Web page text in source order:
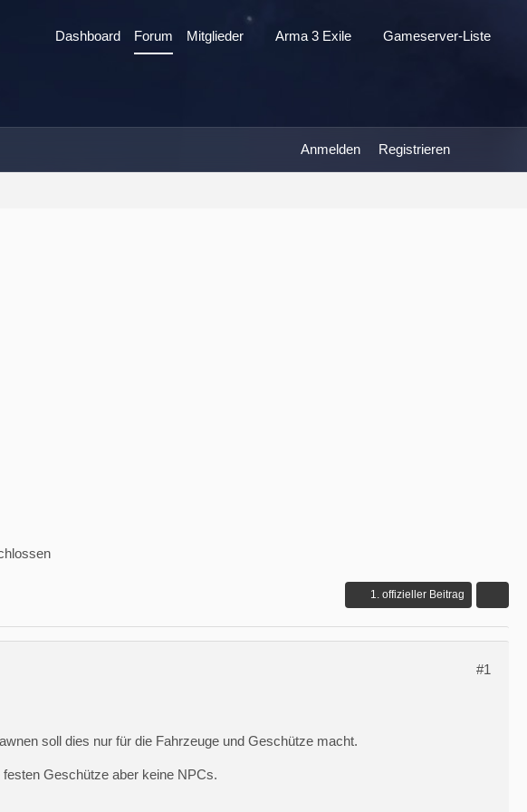
Dashboard Forum Mitglieder Arma 3 Exile Gameserver-Liste
Anmelden Registrieren
1. offizieller Beitrag
#1
soll dies nur für die Fahrzeuge und Geschütze macht.
Geschütze aber keine NPCs.